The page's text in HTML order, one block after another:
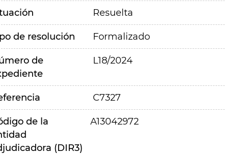
Resuelta
de resolución Formalizado
de
L18/2024
C7327
de la
(DIR3)
A13042972